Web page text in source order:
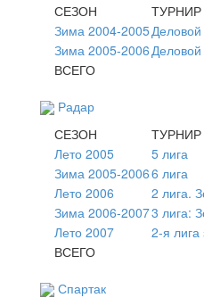
СЕЗОН
ТУРНИР
Зима 2004-2005
Зима 2005-2006
ВСЕГО
Радар
СЕЗОН
ТУРНИР
Лето 2005
5 лига
Зима 2005-20066 лига
Лето 2006
2 лига.
Зима 2006-20073 лига:
Лето 2007
2-я лига
ВСЕГО
Спартак